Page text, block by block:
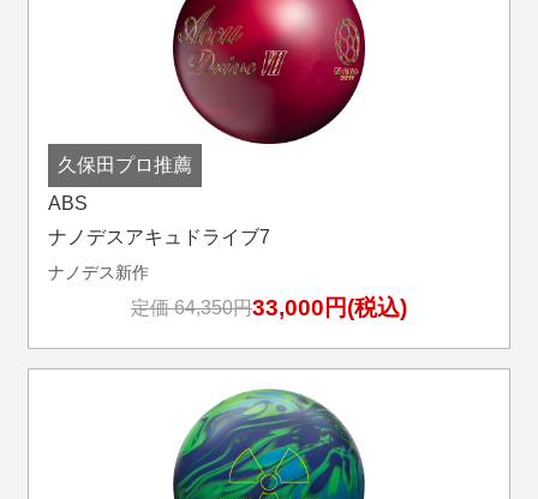
久保田プロ推薦
ABS
ナノデスアキュドライブ7
ナノデス新作
定価 64,350円33,000円(税込)